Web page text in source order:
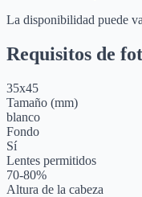
La disponibilidad puede
Requisitos de
35x45
Tamaño (mm)
blanco
Fondo
Sí
Lentes permitidos
70-80%
Altura de la cabeza